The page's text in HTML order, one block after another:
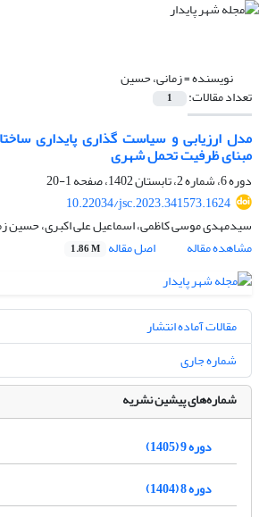
نویسنده =زمانی، حسین
تعداد مقالات: 1
مدل ارزیابی و سیاست گذاری پایداری
مبنای ظرفیت تحمل شهری
دوره 6، شماره 2، تابستان 1402، صفحه
1-20
10.22034/jsc.2023.341573.1624
سیدمهدی موسی کاظمی، اسماعیل علی اکبری، حسین
مشاهده مقاله
اصل مقاله 1.86 M
مقالات آماده انتشار
شماره جاری
شماره‌های پیشین نشریه
دوره 9 (1405)
دوره 8 (1404)